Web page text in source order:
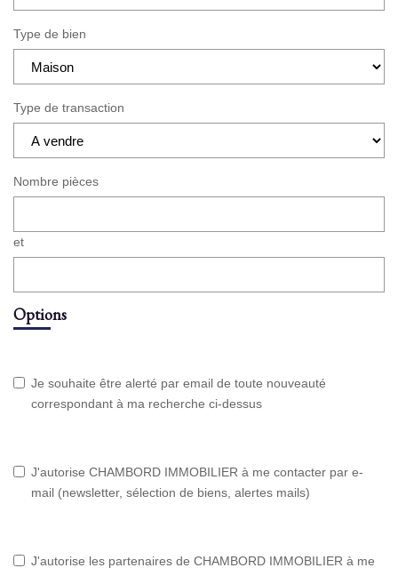
Type de bien
Type de transaction
Nombre pièces
et
Options
Je souhaite être alerté par email de toute nouveauté
correspondant à ma recherche ci-dessus
J'autorise CHAMBORD IMMOBILIER à me contacter par e-
mail (newsletter, sélection de biens, alertes mails)
J'autorise les partenaires de CHAMBORD IMMOBILIER à me